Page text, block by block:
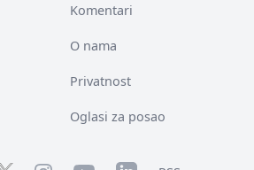
Komentari
O nama
Privatnost
Oglasi za posao